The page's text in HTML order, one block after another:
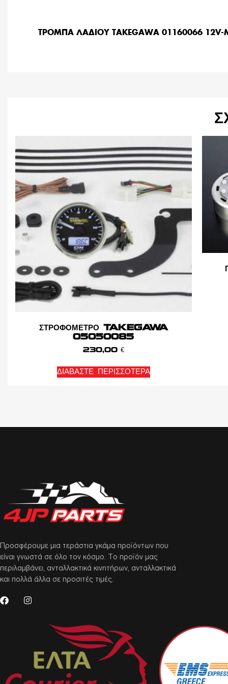
ΤΡΟΜΠΑ ΛΑΔΙΟΥ TAKEGAWA 01160066 12V-
ΣΤΡΟΦΟΜΕΤΡΟ TAKEGAWA
05050085
230,00 €
ΔΙΑΒΆΣΤΕ ΠΕΡΙΣΣΌΤΕΡΑ
Προσφέρουμε μια τεράστια γκάμα προϊόντων που
είναι γνωστά σε όλο τον κόσμο. Το προϊόν μας
περιλαμβάνει, ανταλλακτικά κινητήρων, ανταλλακτικά
και πολλά άλλα σε προσιτές τιμές.